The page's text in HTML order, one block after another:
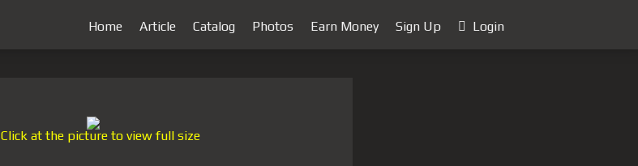
Home Article Catalog Photos Earn Money Sign Up Login
Click at the picture to view full size